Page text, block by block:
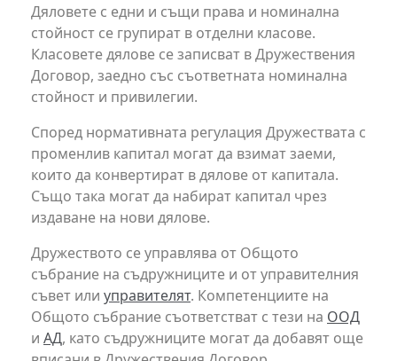
Дяловете с едни и същи права и номинална
стойност се групират в отделни класове.
Класовете дялове се записват в Дружествения
Договор, заедно със съответната номинална
стойност и привилегии.
Според нормативната регулация Дружествата с
променлив капитал могат да взимат заеми,
които да конвертират в дялове от капитала.
Също така могат да набират капитал чрез
издаване на нови дялове.
Дружеството се управлява от Общото
събрание на съдружниците и от управителния
съвет или управителят. Компетенциите на
Общото събрание съответстват с тези на ООД
и АД, като съдружниците могат да добавят още